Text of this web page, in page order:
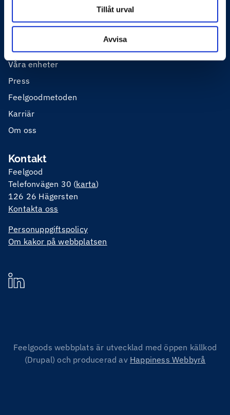
Tillåt urval
Avvisa
Mer om Feelgood
Våra enheter
Press
Feelgoodmetoden
Karriär
Om oss
Kontakt
Feelgood
Telefonvägen 30 (karta)
126 26 Hägersten
Kontakta oss
Personuppgiftspolicy
Om kakor på webbplatsen
Feelgoods webbplats är utvecklad med öppen källkod
(Drupal) och producerad av Happiness Webbyrå